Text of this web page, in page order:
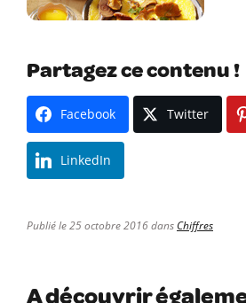
Partagez ce contenu !
Facebook Twitter
LinkedIn
Publié le 25 octobre 2016 dans Chiffres
A découvrir